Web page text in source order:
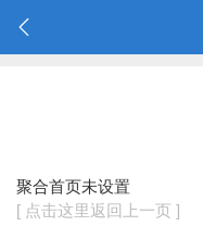
聚合首页未设置
[ 点击这里返回上一页 ]